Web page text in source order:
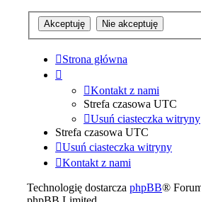
Strona główna
Kontakt z nami
Strefa czasowa UTC
Usuń ciasteczka witryny
Strefa czasowa UTC
Usuń ciasteczka witryny
Kontakt z nami
Technologię dostarcza phpBB®